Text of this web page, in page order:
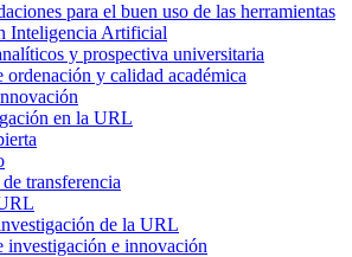
para el buen uso de las herramientas
Inteligencia Artificial
y prospectiva universitaria
ordenación y calidad académica
en la URL
transferencia
de la URL
investigación e innovación